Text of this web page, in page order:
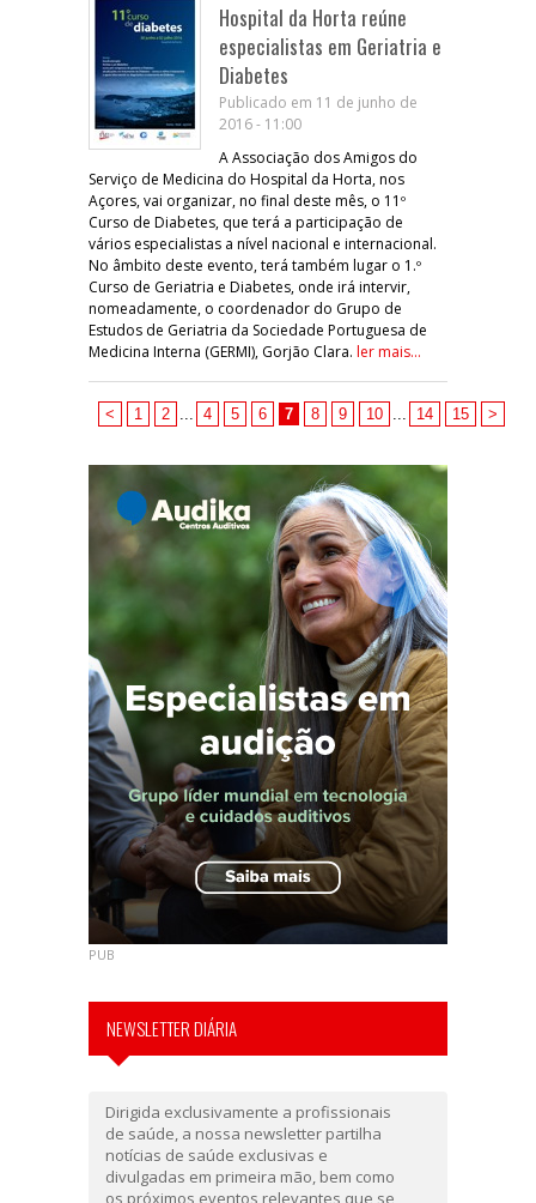
Hospital da Horta reúne
especialistas em Geriatria e
Diabetes
Publicado em 11 de junho de
2016 - 11:00
A Associação dos Amigos do
Serviço de Medicina do Hospital da Horta, nos
Açores, vai organizar, no final deste mês, o 11º
Curso de Diabetes, que terá a participação de
vários especialistas a nível nacional e internacional.
No âmbito deste evento, terá também lugar o 1.º
Curso de Geriatria e Diabetes, onde irá intervir,
nomeadamente, o coordenador do Grupo de
Estudos de Geriatria da Sociedade Portuguesa de
Medicina Interna (GERMI), Gorjão Clara. ler mais...
< 1 2 4 5 6 7 8 9 10 14 15 >
PUB
NEWSLETTER DIÁRIA
Dirigida exclusivamente a profissionais
de saúde, a nossa newsletter partilha
notícias de saúde exclusivas e
divulgadas em primeira mão, bem como
os próximos eventos relevantes que se